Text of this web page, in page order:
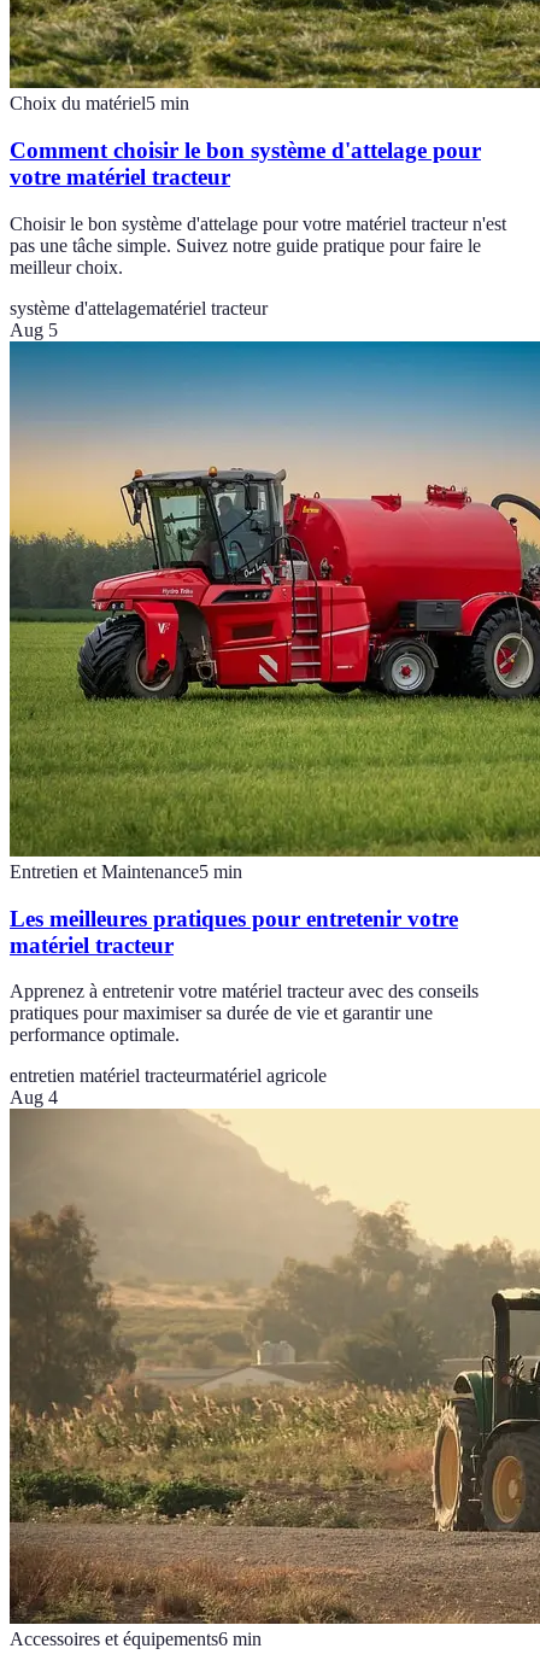
Choix du matériel5 min
Comment choisir le bon système d'attelage pour
votre matériel tracteur
Choisir le bon système d'attelage pour votre matériel tracteur n'est
pas une tâche simple. Suivez notre guide pratique pour faire le
meilleur choix.
système d'attelagematériel tracteur
Aug 5
Entretien et Maintenance5 min
Les meilleures pratiques pour entretenir votre
matériel tracteur
Apprenez à entretenir votre matériel tracteur avec des conseils
pratiques pour maximiser sa durée de vie et garantir une
performance optimale.
entretien matériel tracteurmatériel agricole
Aug 4
Accessoires et équipements6 min